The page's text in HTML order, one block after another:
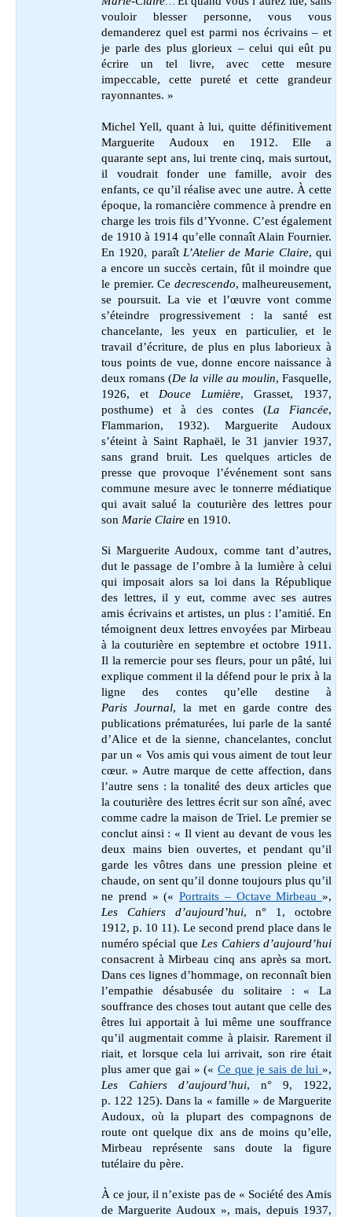
vouloir blesser personne, vous vous
demanderez quel est parmi nos écrivains – et
je parle des plus glorieux – celui qui eût pu
écrire un tel livre, avec cette mesure
impeccable, cette pureté et cette grandeur
rayonnantes. »
Michel Yell, quant à lui, quitte définitivement
Marguerite Audoux en 1912. Elle a
quarante sept ans, lui trente cinq, mais surtout,
il voudrait fonder une famille, avoir des
enfants, ce qu’il réalise avec une autre. À cette
époque, la romancière commence à prendre en
charge les trois fils d’Yvonne. C’est également
de 1910 à 1914 qu’elle connaît Alain Fournier.
En 1920, paraît L’Atelier de Marie Claire, qui
a encore un succès certain, fût il moindre que
le premier. Ce decrescendo, malheureusement,
se poursuit. La vie et l’œuvre vont comme
s’éteindre progressivement : la santé est
chancelante, les yeux en particulier, et le
travail d’écriture, de plus en plus laborieux à
tous points de vue, donne encore naissance à
deux romans (De la ville au moulin, Fasquelle,
1926, et Douce Lumière, Grasset, 1937,
posthume) et à des contes (La Fiancée,
Flammarion, 1932). Marguerite Audoux
s’éteint à Saint Raphaël, le 31 janvier 1937,
sans grand bruit. Les quelques articles de
presse que provoque l’événement sont sans
commune mesure avec le tonnerre médiatique
qui avait salué la couturière des lettres pour
son Marie Claire en 1910.
Si Marguerite Audoux, comme tant d’autres,
dut le passage de l’ombre à la lumière à celui
qui imposait alors sa loi dans la République
des lettres, il y eut, comme avec ses autres
amis écrivains et artistes, un plus : l’amitié. En
témoignent deux lettres envoyées par Mirbeau
à la couturière en septembre et octobre 1911.
Il la remercie pour ses fleurs, pour un pâté, lui
explique comment il la défend pour le prix à la
ligne des contes qu’elle destine à
Paris Journal, la met en garde contre des
publications prématurées, lui parle de la santé
d’Alice et de la sienne, chancelantes, conclut
par un « Vos amis qui vous aiment de tout leur
cœur. » Autre marque de cette affection, dans
l’autre sens : la tonalité des deux articles que
la couturière des lettres écrit sur son aîné, avec
comme cadre la maison de Triel. Le premier se
conclut ainsi : « Il vient au devant de vous les
deux mains bien ouvertes, et pendant qu’il
garde les vôtres dans une pression pleine et
chaude, on sent qu’il donne toujours plus qu’il
ne prend » (« Portraits – Octave Mirbeau »,
Les Cahiers d’aujourd’hui, n° 1, octobre
1912, p. 10 11). Le second prend place dans le
numéro spécial que Les Cahiers d’aujourd’hui
consacrent à Mirbeau cinq ans après sa mort.
Dans ces lignes d’hommage, on reconnaît bien
l’empathie désabusée du solitaire : « La
souffrance des choses tout autant que celle des
êtres lui apportait à lui même une souffrance
qu’il augmentait comme à plaisir. Rarement il
riait, et lorsque cela lui arrivait, son rire était
plus amer que gai » (« Ce que je sais de lui »,
Les Cahiers d’aujourd’hui, n° 9, 1922,
p. 122 125). Dans la « famille » de Marguerite
Audoux, où la plupart des compagnons de
route ont quelque dix ans de moins qu’elle,
Mirbeau représente sans doute la figure
tutélaire du père.
À ce jour, il n’existe pas de « Société des Amis
de Marguerite Audoux », mais, depuis 1937,